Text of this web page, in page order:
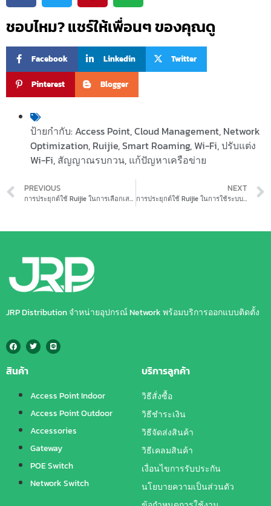
ชอบไหม? แชร์ให้เพื่อนๆ ของคุณดู
Facebook Linkedin Twitter
Pinterest Blogger
ป้ายกำกับ: Access Point,Cloud Management, Network
Optimization, Ruijie,Smart Roaming,Wi-Fi, ปรับแต่ง
Wi-Fi, สัญญาณรบกวน, แก้ปัญหาเครือข่าย
PREVIOUS
การประยุกต์ใช้ Ruijie ในการเลือกเสาสัญญาณให้เหมาะสม
NEXT
การประยุกต์ใช้ Ruijie ในการใช้ระบบ Monitor ผ่าน Cloud Ruijie
JRP Distribution จำหน่ายอุปกรณ์ Network พร้อมบริการออกแบบติดตั้ง
สินค้า
Access Point Indoor
Access Point Outdoor
Accessories
Gateway
POE Switch
Network Switch
บริการลูกค้า
วิธีสั่งซื้อ
วิธีชำระเงิน
วิธีจัดส่งสินค้า
วิธีเคลมสินค้า
เงื่อนไขการรับประกัน
นโยบายความเป็นส่วนตัว